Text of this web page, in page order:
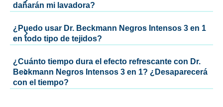
dañarán mi lavadora?
¿Puedo usar Dr. Beckmann Negros Intensos 3 en 1
en todo tipo de tejidos?
¿Cuánto tiempo dura el efecto refrescante con Dr.
Beckmann Negros Intensos 3 en 1? ¿Desaparecerá
con el tiempo?